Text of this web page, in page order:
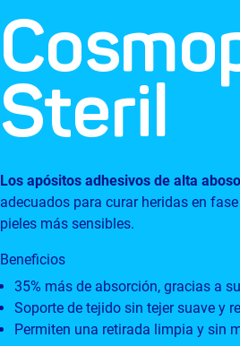
Steril
Los apósitos adhesivos de alta
adecuados para curar heridas en
pieles más sensibles.
Beneficios
35% más de absorción, gracias a
Soporte de tejido sin tejer suave y
Permiten una retirada limpia y sin